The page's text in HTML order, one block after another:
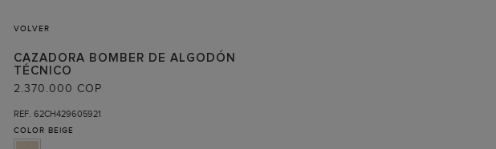
VOLVER
CAZADORA BOMBER DE ALGODÓN
TÉCNICO
2.370.000 COP
REF. 62CH429605921
COLOR BEIGE
S
L